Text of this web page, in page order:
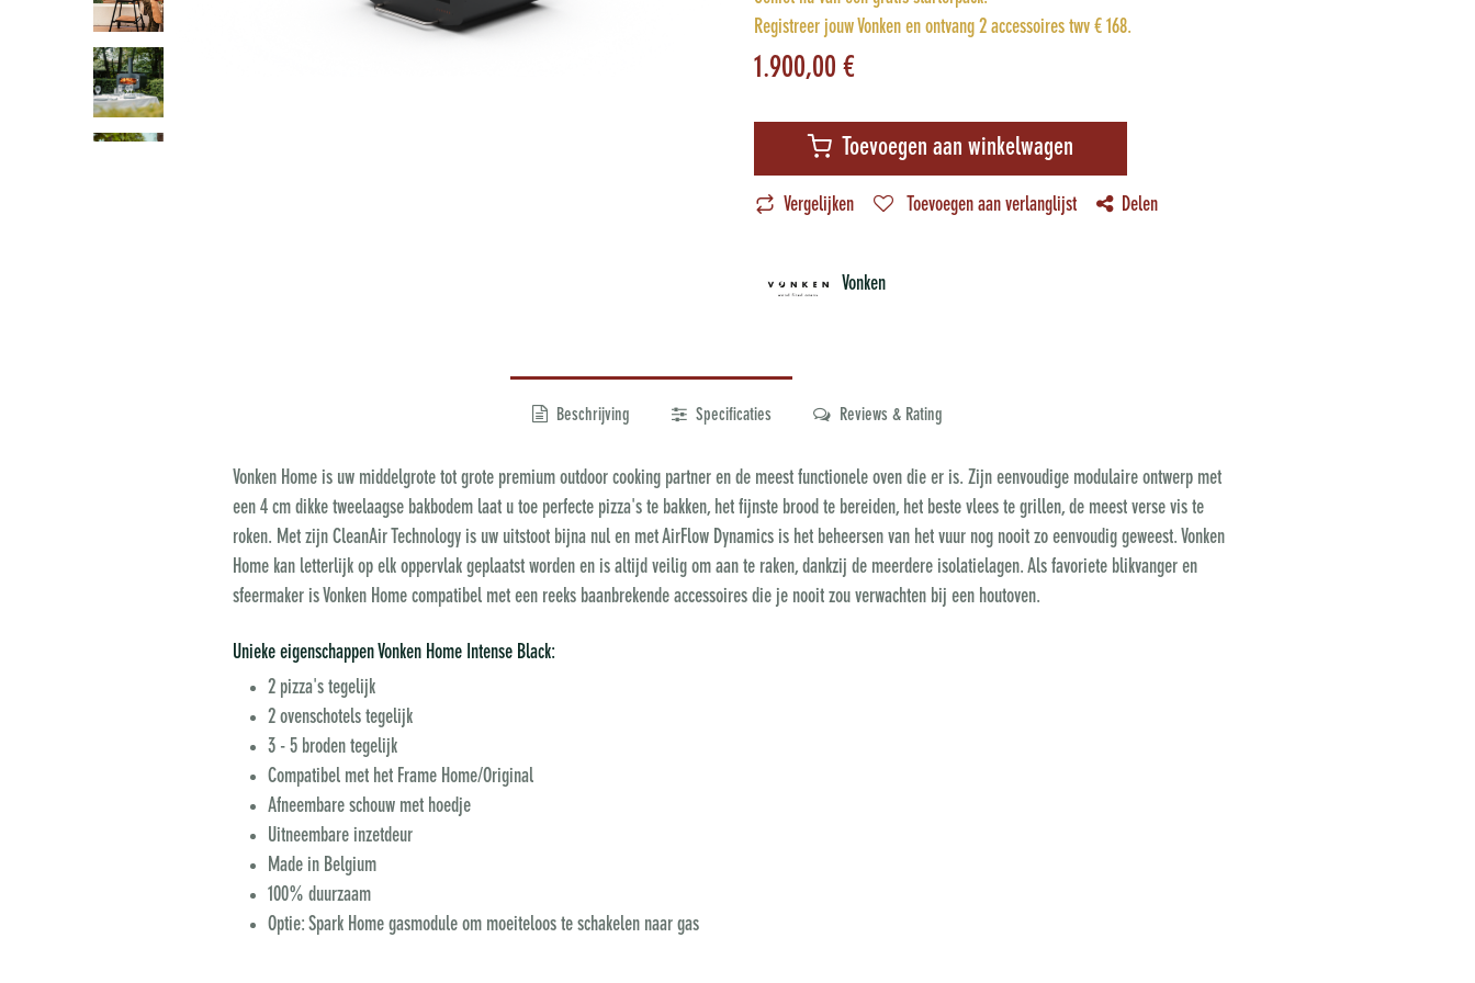
Registreer jouw Vonken en ontvang 2 accessoires twv € 168.
1.900,00 €
Toevoegen aan winkelwagen
Vergelijken Toevoegen aan verlanglijst Delen
Vonken
Beschrijving Specificaties Reviews & Rating
Vonken Home is uw middelgrote tot grote premium outdoor cooking partner en de meest functionele oven die er is. Zijn eenvoudige modulaire ontwerp met
een 4 cm dikke tweelaagse bakbodem laat u toe perfecte pizza's te bakken, het fijnste brood te bereiden, het beste vlees te grillen, de meest verse vis te
roken. Met zijn CleanAir Technology is uw uitstoot bijna nul en met AirFlow Dynamics is het beheersen van het vuur nog nooit zo eenvoudig geweest. Vonken
Home kan letterlijk op elk oppervlak geplaatst worden en is altijd veilig om aan te raken, dankzij de meerdere isolatielagen. Als favoriete blikvanger en
sfeermaker is Vonken Home compatibel met een reeks baanbrekende accessoires die je nooit zou verwachten bij een houtoven.
Unieke eigenschappen Vonken Home Intense Black:
2 pizza's tegelijk
2 ovenschotels tegelijk
3 - 5 broden tegelijk
Compatibel met het Frame Home/Original
Afneembare schouw met hoedje
Uitneembare inzetdeur
Made in Belgium
100% duurzaam
Optie: Spark Home gasmodule om moeiteloos te schakelen naar gas